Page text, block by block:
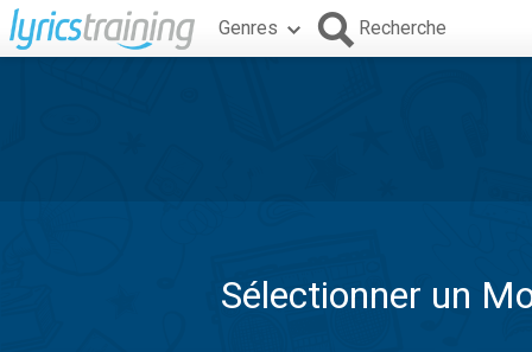
Genres Recherche
Sélectionner un